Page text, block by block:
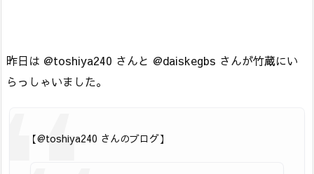
昨日は @toshiya240 さんと @daiskegbs さんが竹蔵にい
らっしゃいました。
【@toshiya240 さんのブログ】